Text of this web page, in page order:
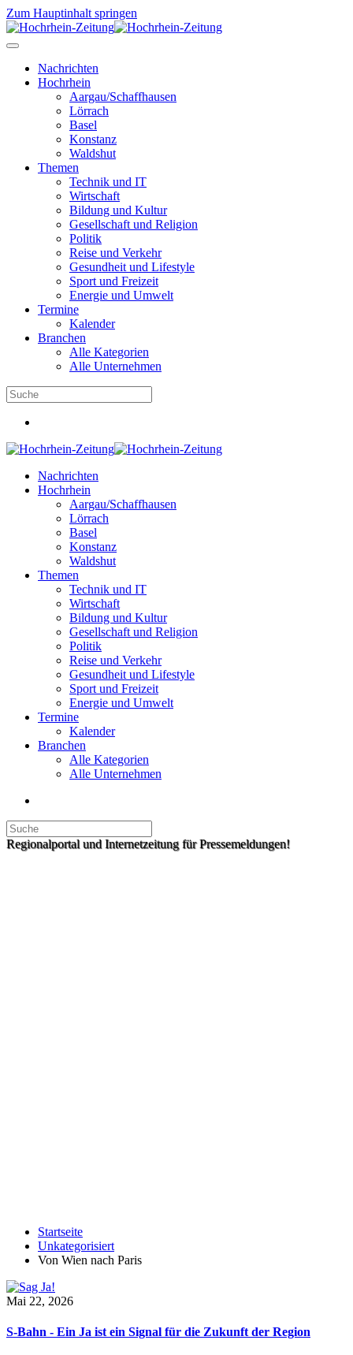
Zum Hauptinhalt springen
Nachrichten
Hochrhein
Aargau/Schaffhausen
Lörrach
Basel
Konstanz
Waldshut
Themen
Technik und IT
Wirtschaft
Bildung und Kultur
Gesellschaft und Religion
Politik
Reise und Verkehr
Gesundheit und Lifestyle
Sport und Freizeit
Energie und Umwelt
Termine
Kalender
Branchen
Alle Kategorien
Alle Unternehmen
Nachrichten
Hochrhein
Aargau/Schaffhausen
Lörrach
Basel
Konstanz
Waldshut
Themen
Technik und IT
Wirtschaft
Bildung und Kultur
Gesellschaft und Religion
Politik
Reise und Verkehr
Gesundheit und Lifestyle
Sport und Freizeit
Energie und Umwelt
Termine
Kalender
Branchen
Alle Kategorien
Alle Unternehmen
Regionalportal und Internetzeitung für Pressemeldungen!
Startseite
Unkategorisiert
Von Wien nach Paris
Mai 22, 2026
S-Bahn - Ein Ja ist ein Signal für die Zukunft der Region